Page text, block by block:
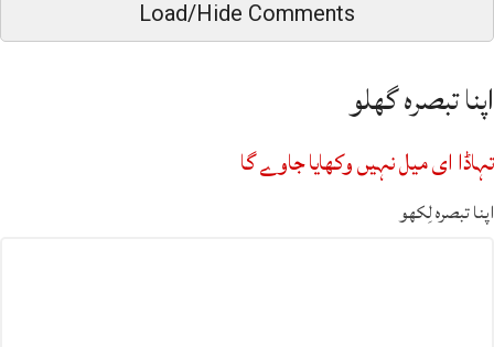
Load/Hide Comments
اپنا تبصرہ گھلو
تہاڈا ای میل نہیں وکھایا جاوے گا
اپنا تبصرہ لِکھو